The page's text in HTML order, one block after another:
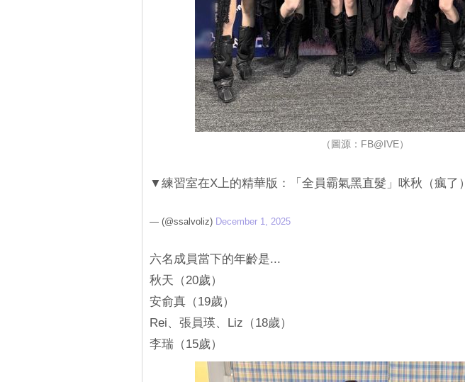
（圖源：FB@IVE）
▼練習室在X上的精華版：「全員霸氣黑直髮」咪秋（瘋了
— (@ssalvoliz) December 1, 2025
六名成員當下的年齡是...
秋天（20歲）
安俞真（19歲）
Rei、張員瑛、Liz（18歲）
李瑞（15歲）